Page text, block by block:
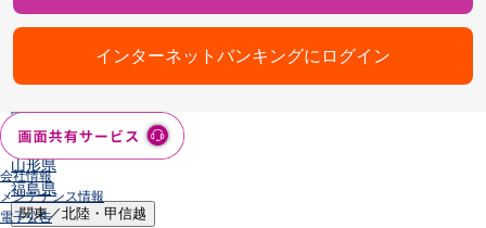
宮城県
秋田県
山形県
福島県
関東／北陸・甲信越
インターネットバンキングにログイン
会社情報
メンテナンス情報
電子公告